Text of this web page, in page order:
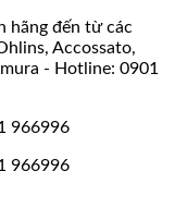
hãng đến từ các
Accossato,
- Hotline: 0901
966996
966996